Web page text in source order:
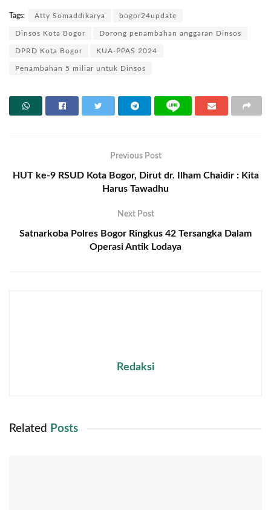
Tags: Atty Somaddikarya bogor24update
Dinsos Kota Bogor Dorong penambahan anggaran Dinsos
DPRD Kota Bogor KUA-PPAS 2024
Penambahan 5 miliar untuk Dinsos
Previous Post
HUT ke-9 RSUD Kota Bogor, Dirut dr. Ilham Chaidir : Kita
Harus Tawadhu
Next Post
Satnarkoba Polres Bogor Ringkus 42 Tersangka Dalam
Operasi Antik Lodaya
Redaksi
Related Posts